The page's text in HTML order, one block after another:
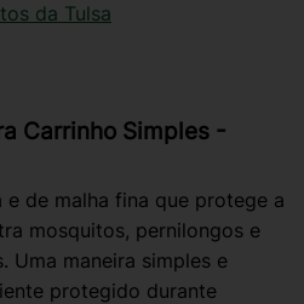
da Tulsa
Carrinho Simples -
de malha fina que protege a
mosquitos, pernilongos e
Uma maneira simples e
protegido durante